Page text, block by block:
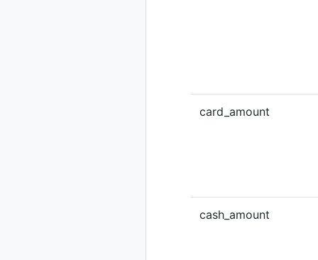
card_amount
cash_amount